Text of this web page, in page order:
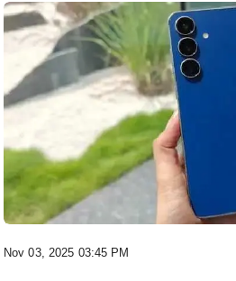
Nov 03, 2025 03:45 PM